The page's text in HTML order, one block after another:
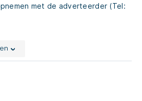
met de adverteerder (Tel: